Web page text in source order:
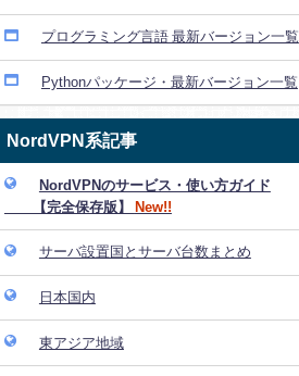
プログラミング言語 最新バージョン一覧
Pythonパッケージ・最新バージョン一覧
NordVPN系記事
NordVPNのサービス・使い方ガイド
【完全保存版】
New!!
サーバ設置国とサーバ台数まとめ
日本国内
東アジア地域